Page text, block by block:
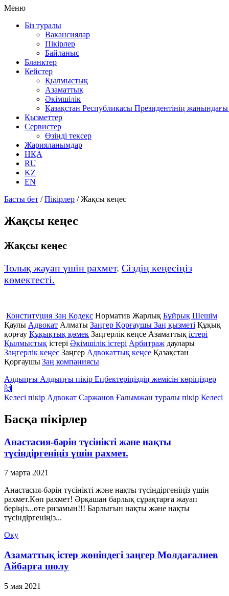
Меню
Біз туралы
Вакансиялар
Пікірлер
Байланыс
Бланктер
Кейстер
Қылмыстық
Азаматтық
Әкімшілік
Қазақстан Республикасы Президентінің
Қызметтер
Сервистер
Өзіңді тексер
Жарияланымдар
НҚА
RU
KZ
EN
Басты бет /Пікірлер /Жақсы кеңес
Жақсы кеңес
Жақсы кеңес
Толық жауап үшін рахмет. Сіздің кеңесіңіз
көмектесті.
Конституция Заң Кодекс Норматив Жарлық Бұйрық Шешім
Қаулы Адвокат Алматы Заңгер Қорғаушы Заң қызметі Құқық
қорғау Құқықтық қөмек Заңгерлік кеңсе Азаматтық істері
Қылмыстық істері Әкімшілік істері Арбитраж даулары
Заңгерлік кеңес Заңгер Адвокаттық кеңсе Қазақстан
ҚорғаушыЗаң компаниясы
Алдыңғы Алдыңғы пікір Еңбектеріңіздің жемісін көріңіздер
🙌
Келесі пікір Адвокат Саржанов Ғалымжан туралы пікір Келесі
Басқа пікірлер
Анастасия-бәрін түсінікті және нақты
түсіндіргеніңіз үшін рахмет.
7 марта 2021
Анастасия-бәрін түсінікті және нақты түсіндіргеніңіз үшін
рахмет.Көп рахмет! Әрқашан барлық сұрақтарға жауап
беріңіз...өте ризамын!!! Барлығын нақты және нақты
түсіндіргеніңіз...
Оқу
Азаматтық істер жөніндегі заңгер Молдағалиев
Айбарға шолу
5 мая 2021